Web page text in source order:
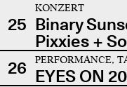
25
KONZERT
Binary
Pixxies +
26
PERFORMANCE,
EYES ON